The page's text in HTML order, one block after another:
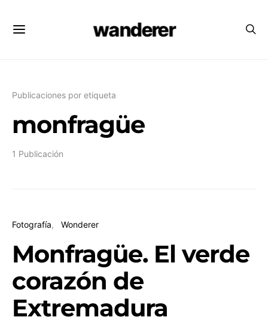
wanderer
Publicaciones por etiqueta
monfragüe
1 Publicación
Fotografía Wonderer
Monfragüe. El verde
corazón de
Extremadura